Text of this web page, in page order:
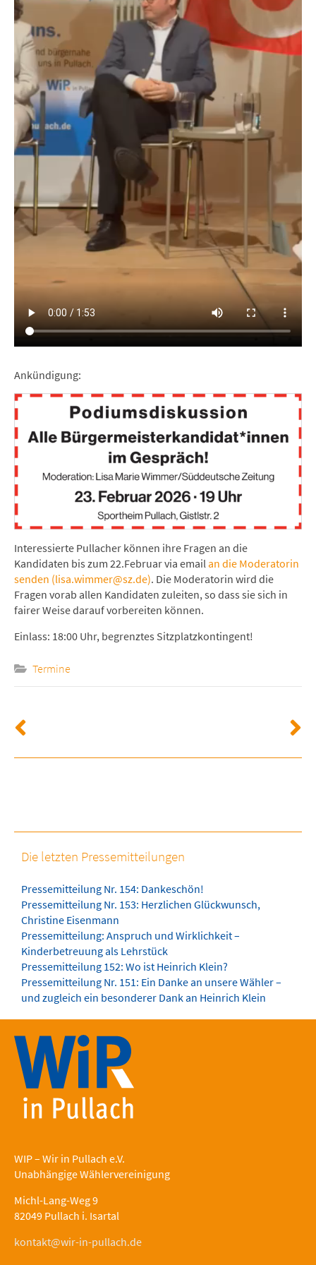
Ankündigung:
Interessierte Pullacher können ihre Fragen an die
Kandidaten bis zum 22.Februar via emailan die Moderatorin
senden (lisa.wimmer@sz.de). Die Moderatorin wird die
Fragen vorab allen Kandidaten zuleiten, so dass sie sich in
fairer Weise darauf vorbereiten können.
Einlass: 18:00 Uhr, begrenztes Sitzplatzkontingent!
Termine
Die letzten Pressemitteilungen
Pressemitteilung Nr. 154: Dankeschön!
Pressemitteilung Nr. 153: Herzlichen Glückwunsch,
Christine Eisenmann
Pressemitteilung: Anspruch und Wirklichkeit –
Kinderbetreuung als Lehrstück
Pressemitteilung 152: Wo ist Heinrich Klein?
Pressemitteilung Nr. 151: Ein Danke an unsere Wähler –
und zugleich ein besonderer Dank an Heinrich Klein
WIP – Wir in Pullach e.V.
Unabhängige Wählervereinigung
Michl-Lang-Weg 9
82049 Pullach i. Isartal
kontakt@wir-in-pullach.de